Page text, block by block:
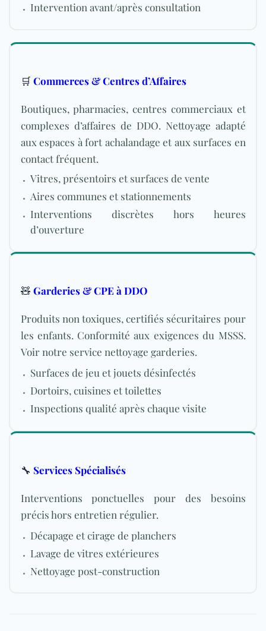
Intervention avant/après consultation
🛒 Commerces & Centres d’Affaires
Boutiques, pharmacies, centres commerciaux et
complexes d’affaires de DDO. Nettoyage adapté
aux espaces à fort achalandage et aux surfaces en
contact fréquent.
Vitres, présentoirs et surfaces de vente
Aires communes et stationnements
Interventions discrètes hors heures
d’ouverture
🧸 Garderies & CPE à DDO
Produits non toxiques, certifiés sécuritaires pour
les enfants. Conformité aux exigences du MSSS.
Voir notre service nettoyage garderies.
Surfaces de jeu et jouets désinfectés
Dortoirs, cuisines et toilettes
Inspections qualité après chaque visite
🔧 Services Spécialisés
Interventions ponctuelles pour des besoins
précis hors entretien régulier.
Décapage et cirage de planchers
Lavage de vitres extérieures
Nettoyage post-construction